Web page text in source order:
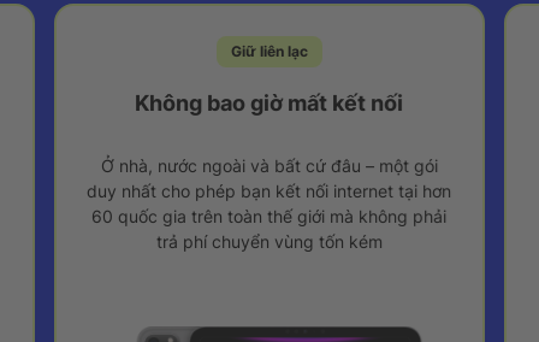
Giữ liên lạc
Không bao giờ mất kết nối
Ở nhà, nước ngoài và bất cứ đâu – một gói
duy nhất cho phép bạn kết nối internet tại hơn
60 quốc gia trên toàn thế giới mà không phải
trả phí chuyển vùng tốn kém